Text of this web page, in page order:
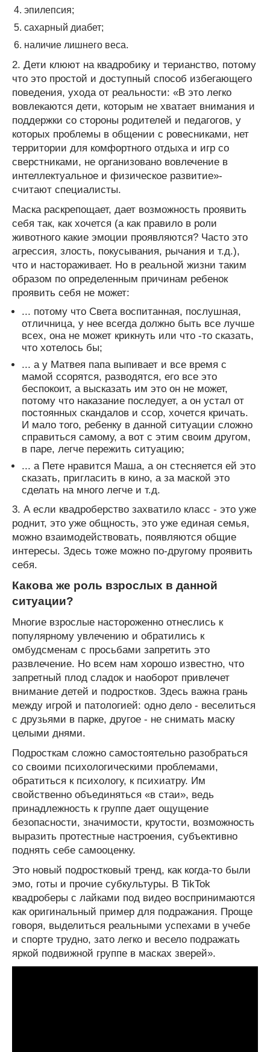
эпилепсия;
сахарный диабет;
наличие лишнего веса.
2. Дети клюют на квадробику и терианство, потому
что это простой и доступный способ избегающего
поведения, ухода от реальности: «В это легко
вовлекаются дети, которым не хватает внимания и
поддержки со стороны родителей и педагогов, у
которых проблемы в общении с ровесниками, нет
территории для комфортного отдыха и игр со
сверстниками, не организовано вовлечение в
интеллектуальное и физическое развитие»-
считают специалисты.
Маска раскрепощает, дает возможность проявить
себя так, как хочется (а как правило в роли
животного какие эмоции проявляются? Часто это
агрессия, злость, покусывания, рычания и т.д.),
что и настораживает. Но в реальной жизни таким
образом по определенным причинам ребенок
проявить себя не может:
... потому что Света воспитанная, послушная,
отличница, у нее всегда должно быть все лучше
всех, она не может крикнуть или что -то сказать,
что хотелось бы;
... а у Матвея папа выпивает и все время с
мамой ссорятся, разводятся, его все это
беспокоит, а высказать им это он не может,
потому что наказание последует, а он устал от
постоянных скандалов и ссор, хочется кричать.
И мало того, ребенку в данной ситуации сложно
справиться самому, а вот с этим своим другом,
в паре, легче пережить ситуацию;
... а Пете нравится Маша, а он стесняется ей это
сказать, пригласить в кино, а за маской это
сделать на много легче и т.д.
3. А если квадроберство захватило класс - это уже
роднит, это уже общность, это уже единая семья,
можно взаимодействовать, появляются общие
интересы. Здесь тоже можно по-другому проявить
себя.
Какова же роль взрослых в данной
ситуации?
Многие взрослые настороженно отнеслись к
популярному увлечению и обратились к
омбудсменам с просьбами запретить это
развлечение. Но всем нам хорошо известно, что
запретный плод сладок и наоборот привлечет
внимание детей и подростков. Здесь важна грань
между игрой и патологией: одно дело - веселиться
с друзьями в парке, другое - не снимать маску
целыми днями.
Подросткам сложно самостоятельно разобраться
со своими психологическими проблемами,
обратиться к психологу, к психиатру. Им
свойственно объединяться «в стаи», ведь
принадлежность к группе дает ощущение
безопасности, значимости, крутости, возможность
выразить протестные настроения, субъективно
поднять себе самооценку.
Это новый подростковый тренд, как когда-то были
эмо, готы и прочие субкультуры. В TikTok
квадроберы с лайками под видео воспринимаются
как оригинальный пример для подражания. Проще
говоря, выделиться реальными успехами в учебе
и спорте трудно, зато легко и весело подражать
яркой подвижной группе в масках зверей».